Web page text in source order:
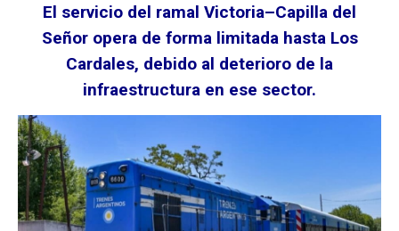
El servicio del ramal Victoria–Capilla del
Señor opera de forma limitada hasta Los
Cardales, debido al deterioro de la
infraestructura en ese sector.